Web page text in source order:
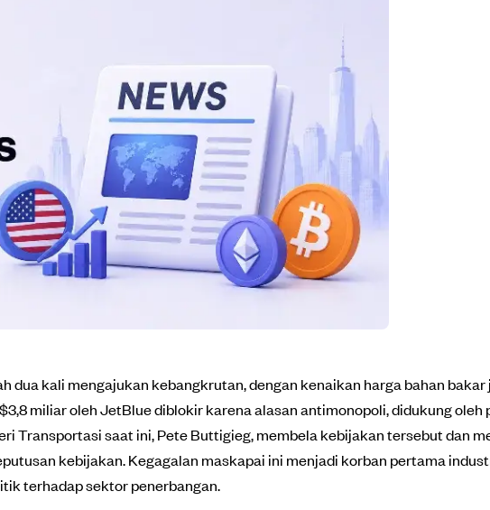
dua kali mengajukan kebangkrutan, dengan kenaikan harga bahan
miliar oleh JetBlue diblokir karena alasan antimonopoli, didukung
Transportasi saat ini, Pete Buttigieg, membela kebijakan tersebut dan
kebijakan. Kegagalan maskapai ini menjadi korban pertama
terhadap sektor penerbangan.